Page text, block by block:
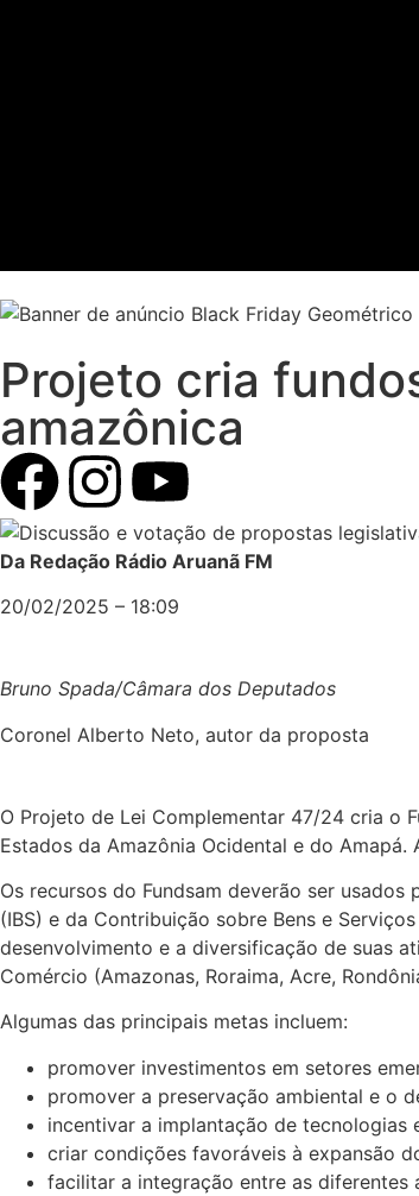
Projeto cria
amazônica
Da Redação Rádio Aruanã FM
20/02/2025 – 18:09
Bruno Spada/Câmara dos Deputados
Coronel Alberto Neto, autor da proposta
O Projeto de Lei Complementar 47/24 cria o
Estados da Amazônia Ocidental e do
Os recursos do Fundsam deverão ser
(IBS) e da Contribuição sobre Bens e
desenvolvimento e a diversificação de suas
Comércio (Amazonas, Roraima, Acre,
Algumas das principais metas incluem:
promover investimentos em setores
promover a preservação ambiental e o
incentivar a implantação de tecnologias
criar condições favoráveis à expansão
facilitar a integração entre as diferentes